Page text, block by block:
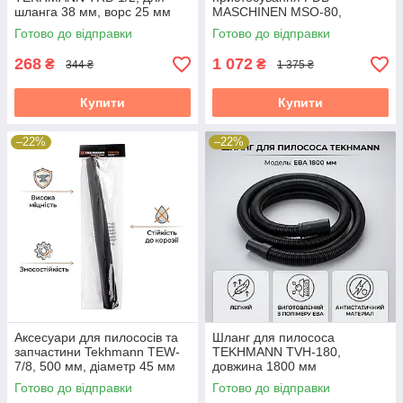
шланга 38 мм, ворс 25 мм
Готово до відправки
268 ₴ 344 ₴
Купити
MASCHINEN MSO-80,
розкриття 60 мм
Готово до відправки
1 072 ₴ 1 375 ₴
Купити
–22%
Аксесуари для пилососів та
запчастини Tekhmann TEW-
7/8, 500 мм, діаметр 45 мм
Готово до відправки
–22%
Шланг для пилососа
TEKHMANN TVH-180,
довжина 1800 мм
Готово до відправки